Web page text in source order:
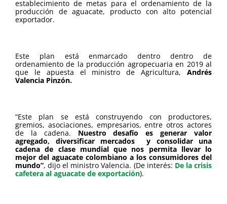
establecimiento de metas para el ordenamiento de la
producción de aguacate, producto con alto potencial
exportador.
Este plan está enmarcado dentro dentro de
ordenamiento de la producción agropecuaria en 2019 al
que le apuesta el ministro de Agricultura, Andrés
Valencia Pinzón.
“Este plan se está construyendo con productores,
gremios, asociaciones, empresarios, entre otros actores
de la cadena. Nuestro desafío es generar valor
agregado, diversificar mercados y consolidar una
cadena de clase mundial que nos permita llevar lo
mejor del aguacate colombiano a los consumidores del
mundo”, dijo el ministro Valencia. (De interés: De la crisis
cafetera al aguacate de exportación).